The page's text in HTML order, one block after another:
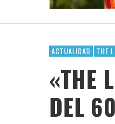
MARVEL
GUSTA ALGUIEN
LA PLAYA
CHICA BUSCA CHICA
CORTOS
ENGÁNCHATE A…
ACTUALIDAD THE
«THE
DEL